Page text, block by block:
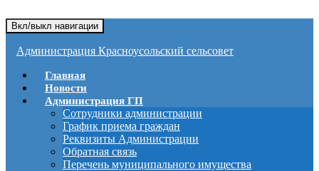
Вкл/выкл навигации
Администрация Красноусольский сельсовет
Главная
Новости
Администрация ГП
Сотрудники администрации
График приема граждан
Реквизиты Администрации
Обратная связь
Перечень муниципального имущества